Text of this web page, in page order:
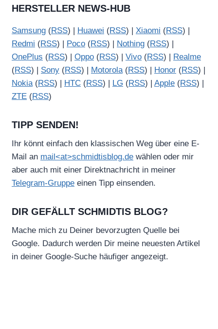
HERSTELLER NEWS-HUB
Samsung (RSS) | Huawei (RSS) | Xiaomi (RSS) |
Redmi (RSS) | Poco (RSS) | Nothing (RSS) |
OnePlus (RSS) | Oppo (RSS) | Vivo (RSS) |
Realme
(RSS) | Sony (RSS) | Motorola(RSS) | Honor (RSS) |
Nokia(RSS) | HTC (RSS) | LG (RSS) | Apple (RSS) |
ZTE (RSS)
TIPP SENDEN!
Ihr könnt einfach den klassischen Weg über eine E-
Mail an mail<at>schmidtisblog.de wählen oder mir
aber auch mit einer Direktnachricht in meiner
Telegram-Gruppe einen Tipp einsenden.
DIR GEFÄLLT SCHMIDTIS BLOG?
Mache mich zu Deiner bevorzugten Quelle bei
Google. Dadurch werden Dir meine neuesten Artikel
in deiner Google-Suche häufiger angezeigt.